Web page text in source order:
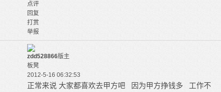
点评
回复
打赏
举报
zdd528866版主
板凳
2012-5-16 06:32:53
正常来说 大家都喜欢去甲方吧 因为甲方挣钱多 工作不